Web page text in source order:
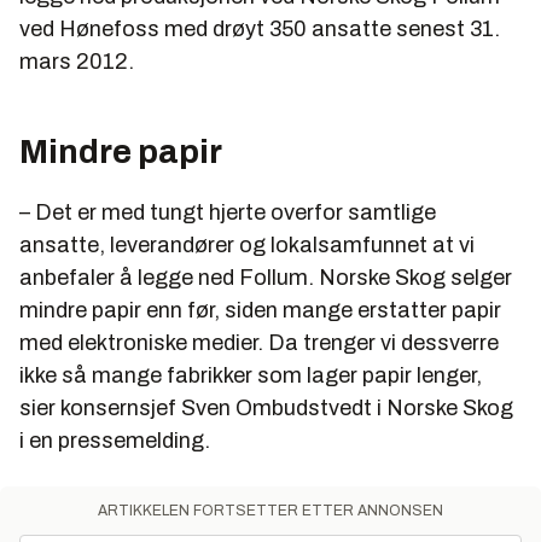
ved Hønefoss med drøyt 350 ansatte senest 31.
mars 2012.
Mindre papir
– Det er med tungt hjerte overfor samtlige
ansatte, leverandører og lokalsamfunnet at vi
anbefaler å legge ned Follum. Norske Skog selger
mindre papir enn før, siden mange erstatter papir
med elektroniske medier. Da trenger vi dessverre
ikke så mange fabrikker som lager papir lenger,
sier konsernsjef Sven Ombudstvedt i Norske Skog
i en pressemelding.
ARTIKKELEN FORTSETTER ETTER ANNONSEN